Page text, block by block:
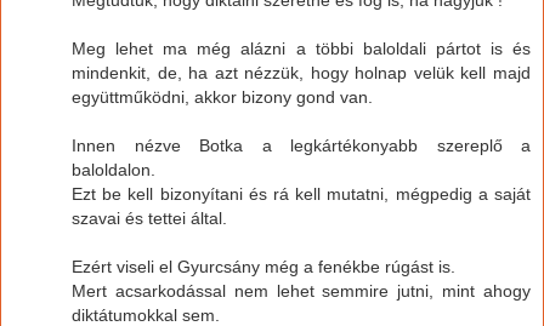
Meg lehet ma még alázni a többi baloldali pártot is és
mindenkit, de, ha azt nézzük, hogy holnap velük kell majd
együttműködni, akkor bizony gond van.
Innen nézve Botka a legkártékonyabb szereplő a
baloldalon.
Ezt be kell bizonyítani és rá kell mutatni, mégpedig a saját
szavai és tettei által.
Ezért viseli el Gyurcsány még a fenékbe rúgást is.
Mert acsarkodással nem lehet semmire jutni, mint ahogy
diktátumokkal sem.